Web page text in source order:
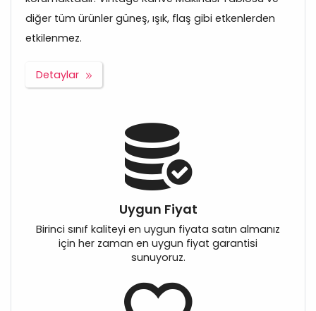
diğer tüm ürünler güneş, ışık, flaş gibi etkenlerden
etkilenmez.
Detaylar
Uygun Fiyat
Birinci sınıf kaliteyi en uygun fiyata satın almanız
için her zaman en uygun fiyat garantisi
sunuyoruz.